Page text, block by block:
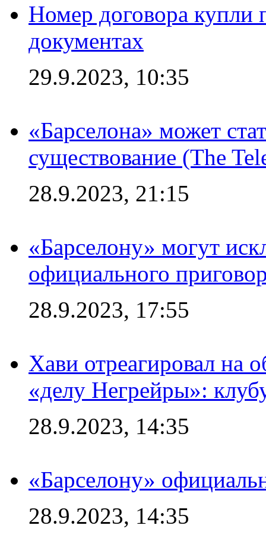
Номер договора купли
документах
29.9.2023, 10:35
«Барселона» может
существование (The
28.9.2023, 21:15
«Барселону» могут
официального
28.9.2023, 17:55
Хави отреагировал на
«делу Негрейры»:
28.9.2023, 14:35
«Барселону»
28.9.2023, 14:35